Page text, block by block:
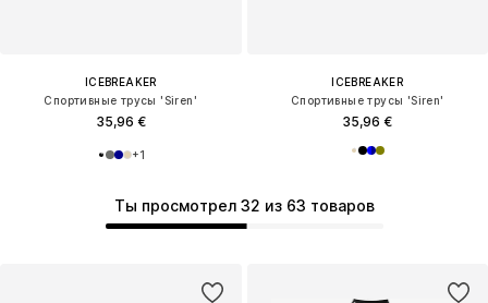
ICEBREAKER
Спортивные трусы 'Siren'
35,96 €
+1
ICEBREAKER
Спортивные трусы 'Siren'
35,96 €
Ты просмотрел 32 из 63 товаров